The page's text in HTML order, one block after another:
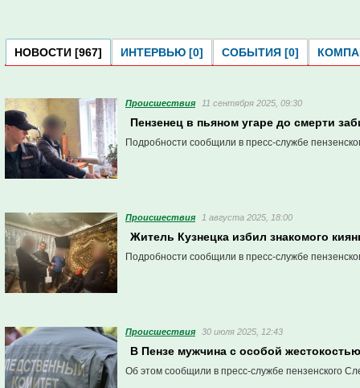
НОВОСТИ [967] ИНТЕРВЬЮ [0] СОБЫТИЯ [0]
Проиcшествия 11 сентября 2025, 09:30
Пензенец в пьяном угаре до смерти
Подробности сообщили в пресс-службе
Проиcшествия 1 августа 2025, 18:00
Житель Кузнецка избил знакомого
Подробности сообщили в пресс-службе
Проиcшествия 30 июля 2025, 12:43
В Пензе мужчина с особой
Об этом сообщили в пресс-службе пензенского